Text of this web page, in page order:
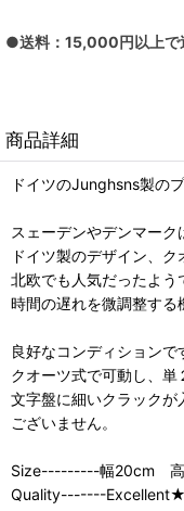
●送料：15,000円以上で
商品詳細
ドイツのJunghsns製の
スェーデンやデンマーク
ドイツ製のデザイン、
北欧でも人気だったよう
時間の遅れを微調整する
良好なコンディションで
クオーツ式で可動し、単
文字盤に細いクラックが
ございません。
Size---------幅20cm
Quality-------